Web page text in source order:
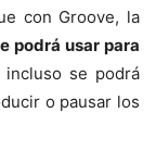
con Groove, la
podrá usar para
se podrá
o pausar los